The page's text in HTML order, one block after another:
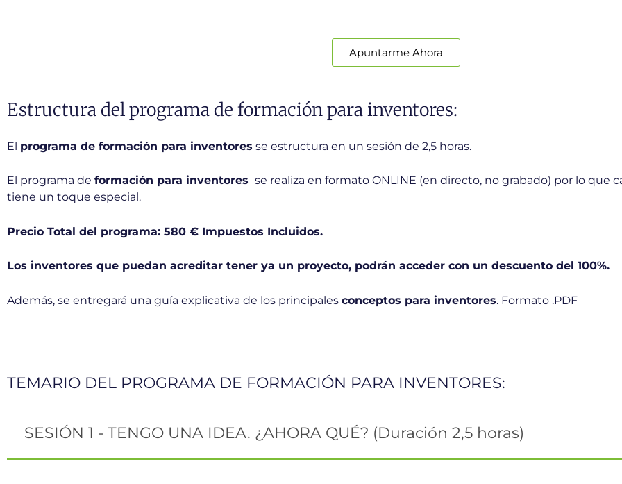
Apuntarme Ahora
Estructura del programa de formación para inventores:
El programa de formación para inventores se estructura en un sesión de 2,5 horas.
El programa de formación para inventores se realiza en formato ONLINE (en directo, no grabado) por lo que
tiene un toque especial.
Precio Total del programa: 580 € Impuestos Incluidos.
Los inventores que puedan acreditar tener ya un proyecto, podrán acceder con un descuento del 100%.
Además, se entregará una guía explicativa de los principales conceptos para inventores. Formato .PDF
TEMARIO DEL PROGRAMA DE FORMACIÓN PARA INVENTORES:
SESIÓN 1 - TENGO UNA IDEA. ¿AHORA QUÉ? (Duración 2,5 horas)